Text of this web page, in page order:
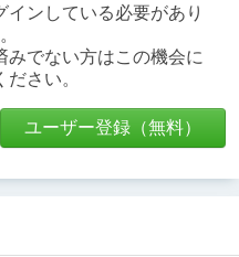
ンしている必要があり
みでない方はこの機会に
さい。
ユーザー登録（無料）